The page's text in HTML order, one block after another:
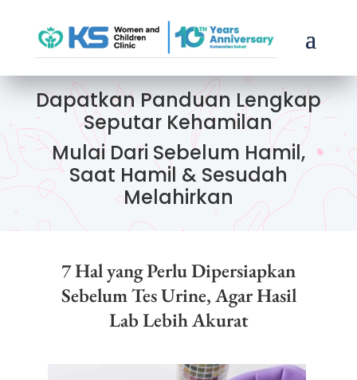
Dapatkan Panduan Lengkap
Seputar Kehamilan
Mulai Dari Sebelum Hamil,
Saat Hamil & Sesudah
Melahirkan
7 Hal yang Perlu Dipersiapkan
Sebelum Tes Urine, Agar Hasil
Lab Lebih Akurat